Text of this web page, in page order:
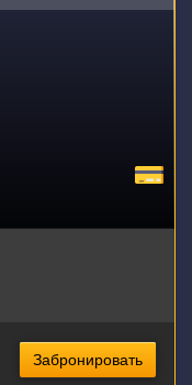
Забронировать